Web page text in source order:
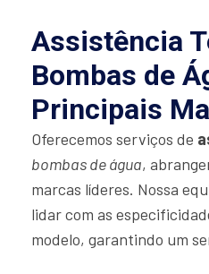
Assistência
Bombas de
Principais
Oferecemos serviços de
bombas de água,
marcas líderes. Nossa
lidar com as
modelo, garantindo um